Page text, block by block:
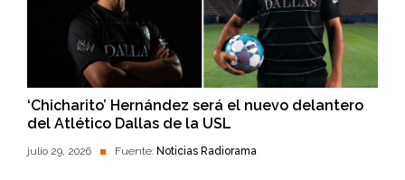
‘Chicharito’ Hernández será el nuevo delantero
del Atlético Dallas de la USL
julio 29, 2026 Fuente: Noticias Radiorama